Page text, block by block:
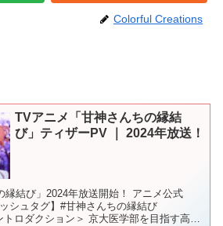
Colorful Creations
TVアニメ「甘神さんちの縁結
び」ティザーPV ｜ 2024年放送！
縁結び」2024年放送開始！ アニメ公式
シュタグ】#甘神さんちの縁結び
ロダクション＞ 京大医学部を目指す高校